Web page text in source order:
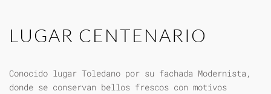
LUGAR CENTENARIO
Conocido lugar Toledano por su fachada Modernista,
donde se conservan bellos frescos con motivos